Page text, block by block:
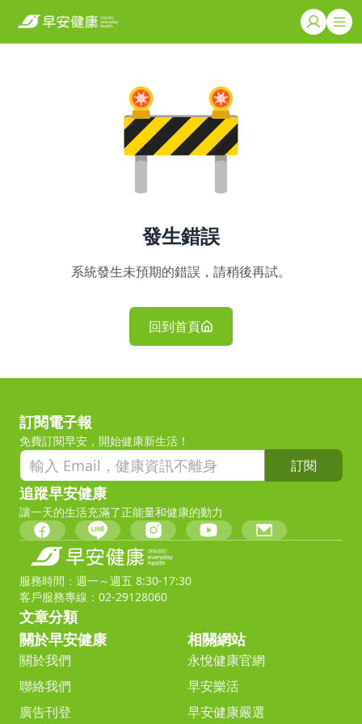
發生錯誤
系統發生未預期的錯誤，請稍後再試。
回到首頁
訂閱電子報
免費訂閱早安，開始健康新生活！
訂閱
追蹤早安健康
讓一天的生活充滿了正能量和健康的動力
服務時間：週一～週五 8:30-17:30
客戶服務專線：02-29128060
文章分類
關於早安健康
關於我們
聯絡我們
廣告刊登
相關網站
永悅健康官網
早安樂活
早安健康嚴選